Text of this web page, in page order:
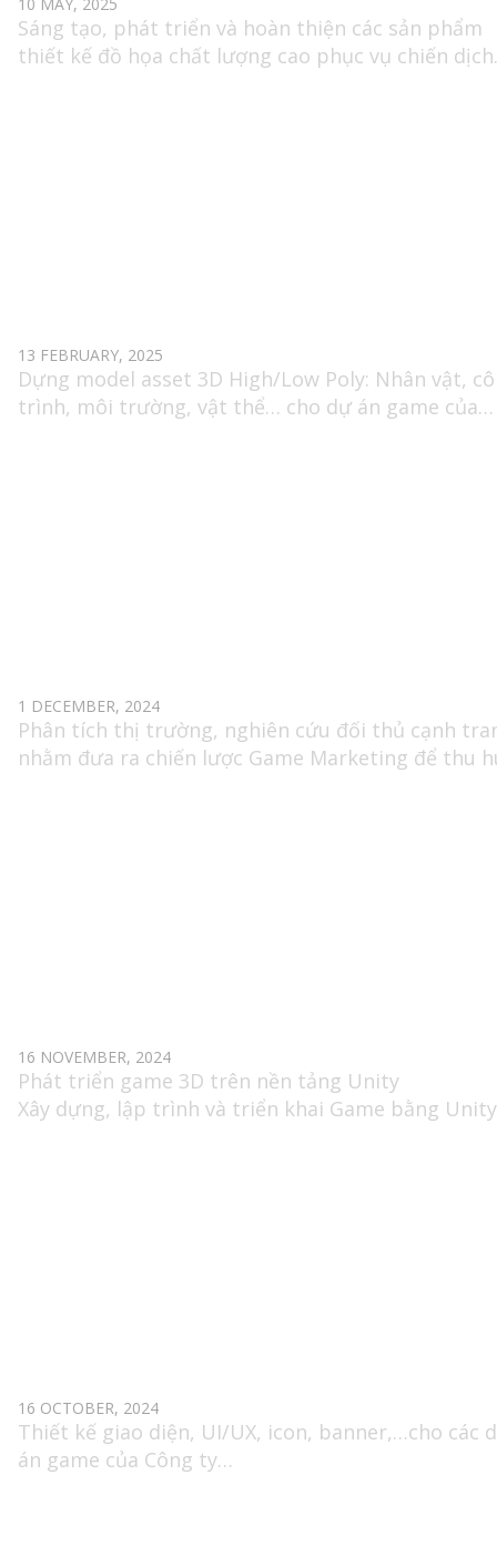
Sáng tạo, phát triển và hoàn thiện các sản phẩm
thiết kế đồ họa chất lượng cao phục vụ chiến dịch
13 FEBRUARY, 2025
Dựng model asset 3D High/Low Poly: Nhân vật,
trình, môi trường, vật thể… cho dự án game của
1 DECEMBER, 2024
Phân tích thị trường, nghiên cứu đối thủ cạnh
nhằm đưa ra chiến lược Game Marketing để thu
16 NOVEMBER, 2024
Phát triển game 3D trên nền tảng Unity
Xây dựng, lập trình và triển khai Game bằng Unity
16 OCTOBER, 2024
Thiết kế giao diện, UI/UX, icon, banner,…cho các
án game của Công ty